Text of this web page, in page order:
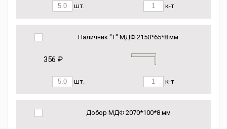
шт. к-т
Наличник "Т" МДФ 2150*65*8 мм
356 ₽
шт. к-т
Добор МДФ 2070*100*8 мм